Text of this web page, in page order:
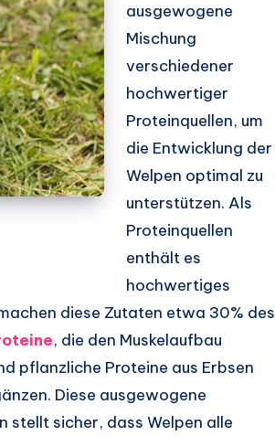
ausgewogene
Mischung
verschiedener
hochwertiger
Proteinquellen, um
die Entwicklung der
Welpen optimal zu
unterstützen. Als
Proteinquellen
enthält es
hochwertiges
diese Zutaten etwa 30% des
, die den Muskelaufbau
pflanzliche Proteine aus Erbsen
Diese ausgewogene
stellt sicher, dass Welpen alle